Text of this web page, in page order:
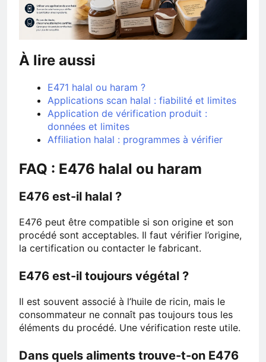
À lire aussi
E471 halal ou haram ?
Applications scan halal : fiabilité et limites
Application de vérification produit :
données et limites
Affiliation halal : programmes à vérifier
FAQ : E476 halal ou haram
E476 est-il halal ?
E476 peut être compatible si son origine et son
procédé sont acceptables. Il faut vérifier l’origine,
la certification ou contacter le fabricant.
E476 est-il toujours végétal ?
Il est souvent associé à l’huile de ricin, mais le
consommateur ne connaît pas toujours tous les
éléments du procédé. Une vérification reste utile.
Dans quels aliments trouve-t-on E476